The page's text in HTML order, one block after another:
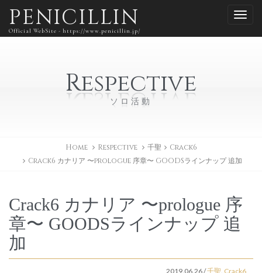
PENICILLIN
Official WebSite - https://www.penicillin.jp/
Respective
ソロ活動
Home Respective 千聖
Crack6
Crack6 カナリア 〜prologue 序章〜 GOODSラインナップ 追加
Crack6 カナリア 〜prologue 序
章〜 GOODSラインナップ 追
加
2019.06.26/千聖, Crack6